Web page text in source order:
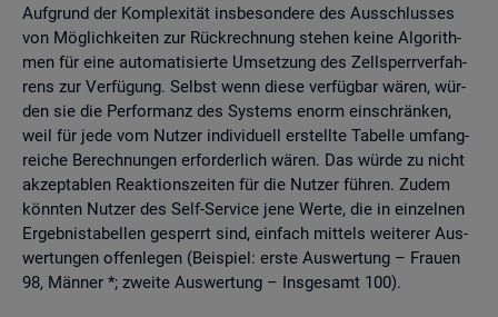
Auf­grund der Kom­ple­xi­tät ins­be­son­de­re des Aus­schlus­ses
von Mög­lich­kei­ten zur Rück­rech­nung ste­hen keine Al­go­rith­
men für eine au­to­ma­ti­sier­te Um­set­zung des Zell­sperr­ver­fah­
rens zur Ver­fü­gung. Selbst wenn diese ver­füg­bar wären, wür­
den sie die Per­for­manz des Sys­tems enorm ein­schrän­ken,
weil für jede vom Nut­zer in­di­vi­du­ell er­stell­te Ta­bel­le um­fang­
rei­che Be­rech­nun­gen er­for­der­lich wären. Das würde zu nicht
ak­zep­ta­blen Re­ak­ti­ons­zei­ten für die Nut­zer füh­ren. Zudem
könn­ten Nut­zer des Self-Ser­vice jene Werte, die in ein­zel­nen
Er­geb­nis­ta­bel­len ge­sperrt sind, ein­fach mit­tels wei­te­rer Aus­
wer­tun­gen of­fen­le­gen (Bei­spiel: erste Aus­wer­tung – Frau­en
98, Män­ner *; zwei­te Aus­wer­tung – Ins­ge­samt 100).